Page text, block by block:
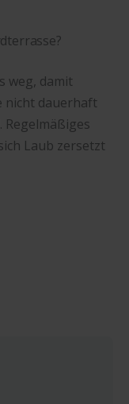
weg, damit
nicht dauerhaft
Laub zersetzt